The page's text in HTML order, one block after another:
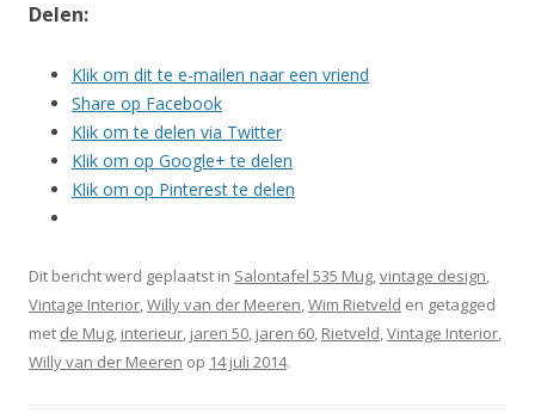
Delen:
Klik om dit te e-mailen naar een vriend
Share op Facebook
Klik om te delen via Twitter
Klik om op Google+ te delen
Klik om op Pinterest te delen
Dit bericht werd geplaatst in Salontafel 535 Mug,vintage design,
Vintage Interior,Willy van der Meeren,Wim Rietveld en getagged
met de Mug, interieur, jaren 50, jaren 60, Rietveld,Vintage Interior,
Willy van der Meeren op 14 juli 2014.